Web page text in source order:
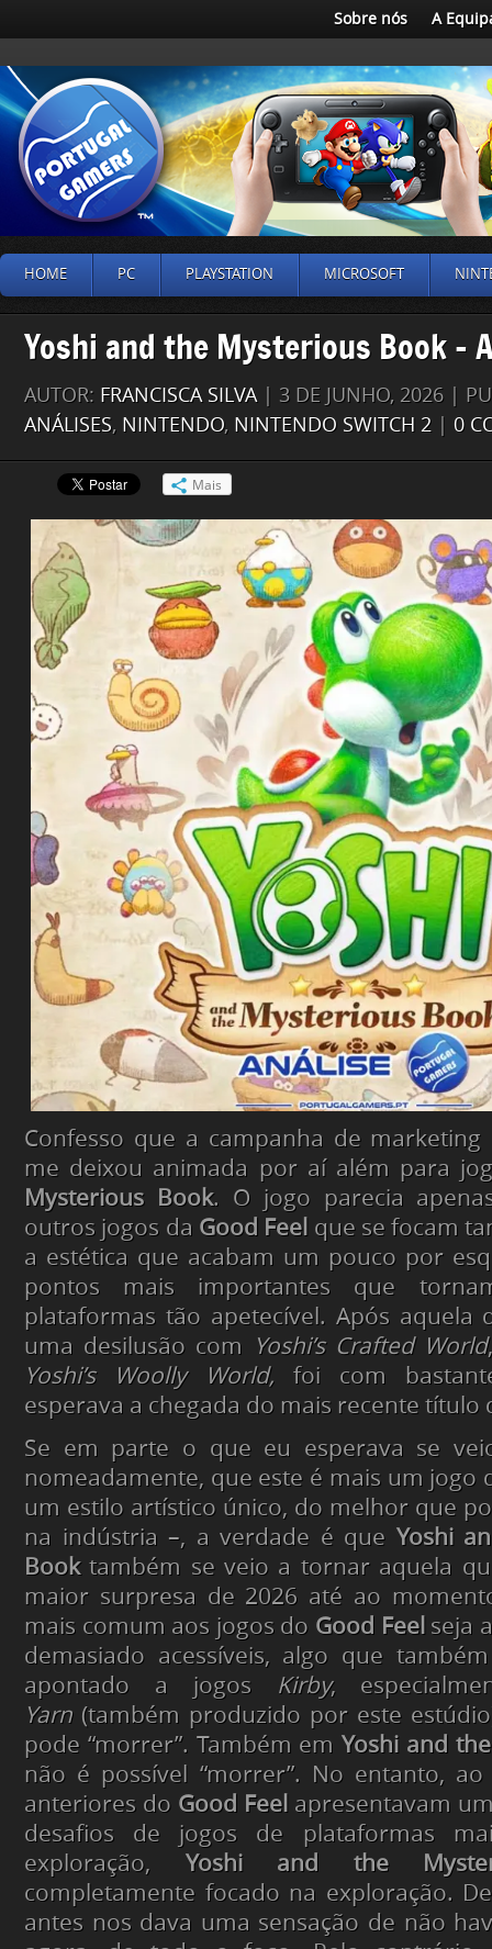
Sobre nós A
HOME PC PLAYSTATION MICROSOFT
Yoshi and the Mysterious Book –
AUTOR: FRANCISCA SILVA| 3 DE JUNHO, 2026 |
ANÁLISES, NINTENDO, NINTENDO SWITCH 2 0
Mais
Confesso que a campanha de
me deixou animada por aí além para
Mysterious Book. O jogo parecia
outros jogos da Good Feel que se focam
a estética que acabam um pouco por
pontos mais importantes que
plataformas tão apetecível. Após aquela
uma desilusão com
Yoshi’s Crafted World
Yoshi’s Woolly World, foi com
esperava a chegada do mais recente título
Se em parte o que eu esperava se
nomeadamente, que este é mais um jogo
um estilo artístico único, do melhor que
na indústria –, a verdade é que Yoshi
Booktambém se veio a tornar aquela
maior surpresa de 2026 até ao
mais comum aos jogos do Good Feel seja
demasiado acessíveis, algo que
apontado a jogos
Kirby,
Yarn (também produzido por este
pode “morrer”. Também em Yoshi and
não é possível “morrer”. No entanto,
anteriores do Good Feel apresentavam
desafios de jogos de plataformas
exploração, Yoshi and the
completamente focado na exploração.
antes nos dava uma sensação de não